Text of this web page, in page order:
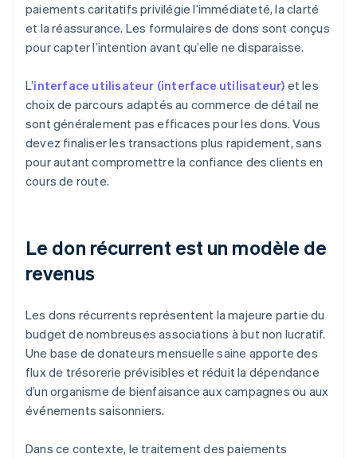
paiements caritatifs privilégie l’immédiateté, la clarté
et la réassurance. Les formulaires de dons sont conçus
pour capter l’intention avant qu’elle ne disparaisse.
L’interface utilisateur (interface utilisateur) et les
choix de parcours adaptés au commerce de détail ne
sont généralement pas efficaces pour les dons. Vous
devez finaliser les transactions plus rapidement, sans
pour autant compromettre la confiance des clients en
cours de route.
Le don récurrent est un modèle de
revenus
Les dons récurrents représentent la majeure partie du
budget de nombreuses associations à but non lucratif.
Une base de donateurs mensuelle saine apporte des
flux de trésorerie prévisibles et réduit la dépendance
d’un organisme de bienfaisance aux campagnes ou aux
événements saisonniers.
Dans ce contexte, le traitement des paiements